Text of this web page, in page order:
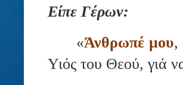
Είπε Γέρων:
«Άνθρωπέ μου,
Υιός του Θεού, γιά